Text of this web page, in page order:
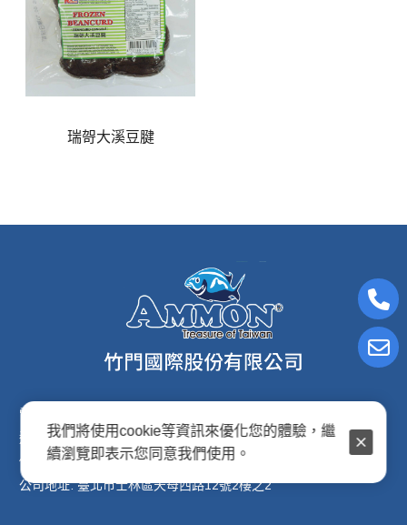
瑞哿大溪豆腱
電子信箱:ammon8@ms22.hinet.net
連絡電話: (02)2876-2691
傳真專線: (02)2876-2692
公司地址: 臺北市士林區天母西路12號2樓之2
我們將使用cookie等資訊來優化您的體驗，繼
續瀏覽即表示您同意我們使用。